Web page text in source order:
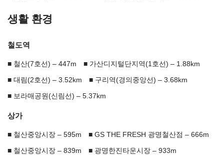
생활 환경
철도역
철산(7호선) – 447m 가산디지털단지역(1호선) – 1.88km
대림(2호선) – 3.52km 구리역(경의중앙선) – 3.68km
보라매공원(신림선) – 5.37km
상가
철산중앙시장 – 595m GS THE FRESH 광명철산점 – 666m
철산중앙시장 – 839m 광명한진타운시장 – 933m